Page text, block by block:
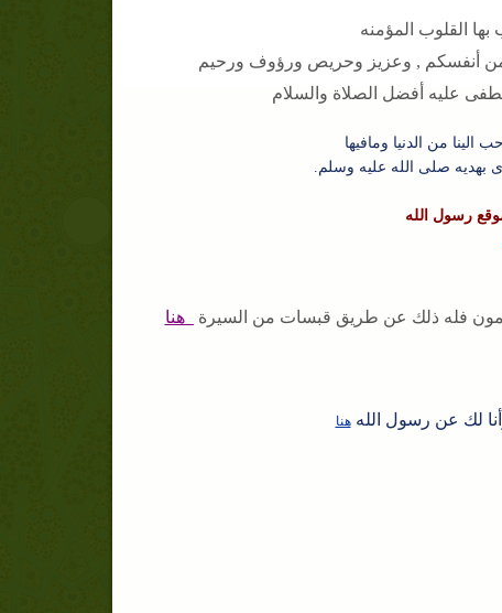
القلوب المؤمنه
عليه أفضل الصلاة والسلام
من الدنيا ومافيها
بهديه صلى الله عليه وسلم.
رسول الله
فله ذلك عن طريق قبسات من السيرة _هنا
لك عن رسول اللههنا